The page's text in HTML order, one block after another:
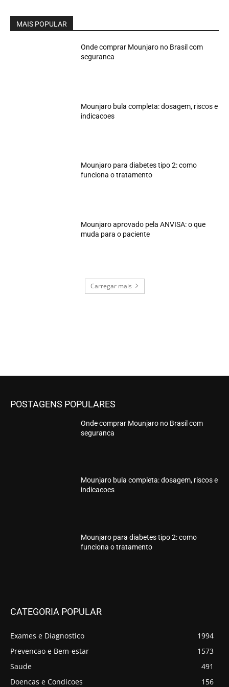
MAIS POPULAR
Onde comprar Mounjaro no Brasil com
seguranca
Mounjaro bula completa: dosagem, riscos e
indicacoes
Mounjaro para diabetes tipo 2: como
funciona o tratamento
Mounjaro aprovado pela ANVISA: o que
muda para o paciente
Carregar mais
POSTAGENS POPULARES
Onde comprar Mounjaro no Brasil com
seguranca
Mounjaro bula completa: dosagem, riscos e
indicacoes
Mounjaro para diabetes tipo 2: como
funciona o tratamento
CATEGORIA POPULAR
Exames e Diagnostico
1994
Prevencao e Bem-estar
1573
Saude
491
Doencas e Condicoes
156